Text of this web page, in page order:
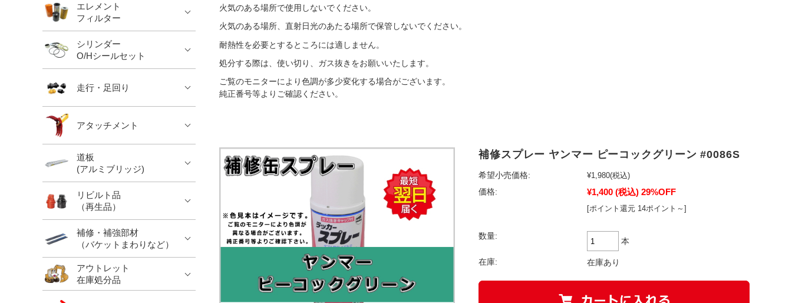
火気のある場所で使用しないでください。
火気のある場所、直射日光のあたる場所で保管しないでください。
耐熱性を必要とするところには適しません。
処分する際は、使い切り、ガス抜きをお願いいたします。
ご覧のモニターにより色調が多少変化する場合がございます。
純正番号等よりご確認ください。
補修スプレー ヤンマー ピーコックグリーン #0086S
希望小売価格: ¥1,980(税込)
価格:
¥1,400 (税込) 29%OFF
[ポイント還元 14ポイント～]
数量:
本
在庫: 在庫あり
エレメント
フィルター
シリンダー
O/Hシールセット
走行・足回り
アタッチメント
道板
(アルミブリッジ)
リビルト品
（再生品）
補修・補強部材
（バケットまわりなど）
アウトレット
在庫処分品